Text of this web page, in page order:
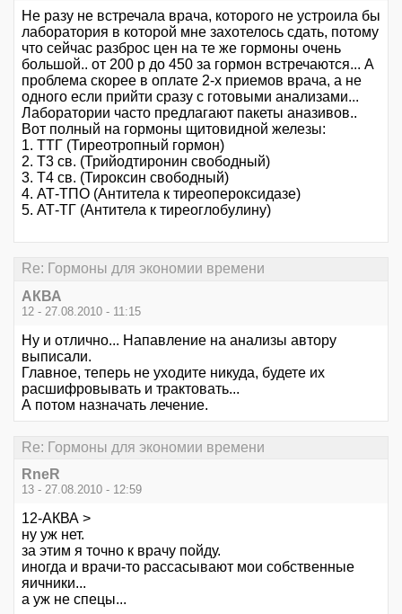
Не разу не встречала врача, которого не устроила бы
лаборатория в которой мне захотелось сдать, потому
что сейчас разброс цен на те же гормоны очень
большой.. от 200 р до 450 за гормон встречаются... А
проблема скорее в оплате 2-х приемов врача, а не
одного если прийти сразу с готовыми анализами...
Лаборатории часто предлагают пакеты аназивов..
Вот полный на гормоны щитовидной железы:
1. ТТГ (Тиреотропный гормон)
2. T3 cв. (Трийодтиронин свободный)
3. T4 св. (Тироксин свободный)
4. АТ-ТПО (Антитела к тиреопероксидазе)
5. АТ-ТГ (Антитела к тиреоглобулину)
Re: Гормоны для экономии времени
АКВА
12 - 27.08.2010 - 11:15
Ну и отлично... Напавление на анализы автору
выписали.
Главное, теперь не уходите никуда, будете их
расшифровывать и трактовать...
А потом назначать лечение.
Re: Гормоны для экономии времени
RneR
13 - 27.08.2010 - 12:59
12-АКВА >
ну уж нет.
за этим я точно к врачу пойду.
иногда и врачи-то рассасывают мои собственные
яичники...
а уж не спецы...